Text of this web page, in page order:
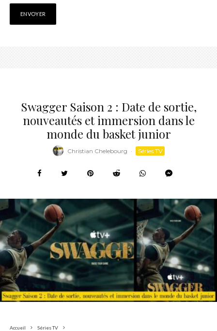
Swagger Saison 2 : Date de sortie,
nouveautés et immersion dans le
monde du basket junior
Christian Chelebourg · Séries TV
Accueil
Séries TV